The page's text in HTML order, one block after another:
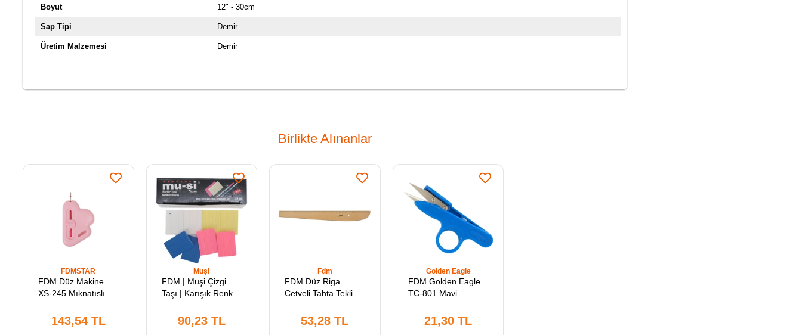
Boyut 12" - 30cm
Sap Tipi Demir
Üretim Malzemesi Demir
Birlikte Alınanlar
FDMSTAR
FDM Düz Makine
XS-245 Mıknatıslı
Açıcı | Pembe
143,54 TL
Muşi
FDM | Muşi Çizgi
Taşı | Karışık Renkli |
90,23 TL
Fdm
FDM Düz Riga
Cetveli Tahta Tekli
Modelist Öğrenci
Atölye Kullanımına
53,28 TL
Golden Eagle
FDM Golden Eagle
TC-801 Mavi
Temizleme Makası
12 cm Yaylı Plastik
21,30 TL